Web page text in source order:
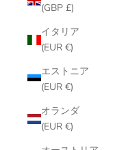
(GBP £)
イタリア
(EUR €)
エストニア
(EUR €)
オランダ
(EUR €)